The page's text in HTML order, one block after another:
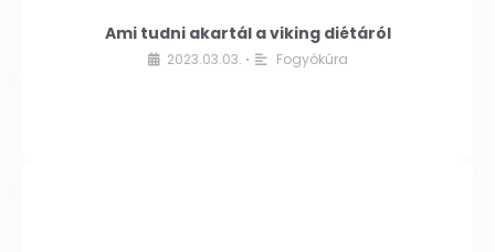
Ami tudni akartál a viking diétáról
2023.03.03. • Fogyókúra